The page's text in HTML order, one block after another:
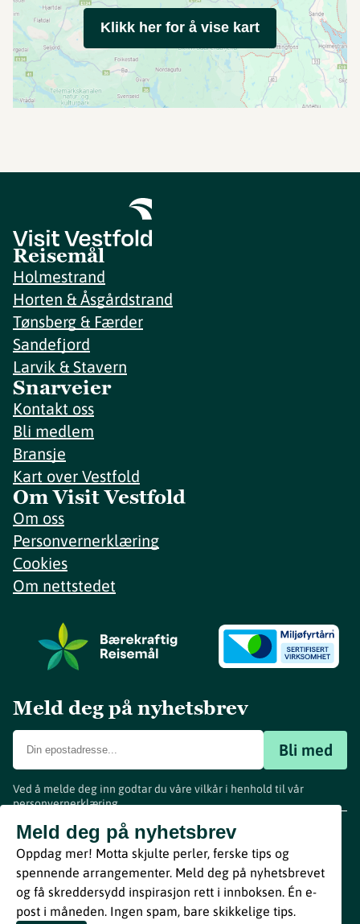
Klikk her for å vise kart
Reisemål
Holmestrand
Horten & Åsgårdstrand
Tønsberg & Færder
Sandefjord
Larvik & Stavern
Snarveier
Kontakt oss
Bli medlem
Bransje
Kart over Vestfold
Om Visit Vestfold
Om oss
Personvernerklæring
Cookies
Om nettstedet
Meld deg på nyhetsbrev
Bli med
Ved å melde deg inn godtar du våre vilkår i henhold til vår
personvernerklæring.
Meld deg på nyhetsbrev
Oppdag mer! Motta skjulte perler, ferske tips og
spennende arrangementer. Meld deg på nyhetsbrevet
og få skreddersydd inspirasjon rett i innboksen. Én e-
post i måneden. Ingen spam, bare skikkelige tips.
www.visitvestfold.com
Turistinformasjon
Vestfold Fylkeskommune
ByBreakfast